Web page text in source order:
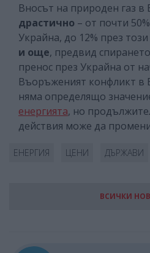
Вносът на природен газ в
драстично – от почти
Украйна, до 12% през
и още, предвид
пренос през Украйна от
Въоръженият конфликт в
няма определящо
енергията, но
действия може да
ЕНЕРГИЯ ЦЕНИ ДЪРЖАВИ
ВСИЧКИ